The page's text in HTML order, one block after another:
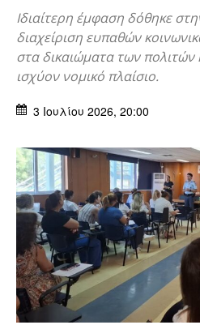
Ιδιαίτερη έμφαση δόθηκε
διαχείριση ευπαθών
στα δικαιώματα των
ισχύον νομικό πλαίσιο.
3 Ιουλίου 2026, 20:00